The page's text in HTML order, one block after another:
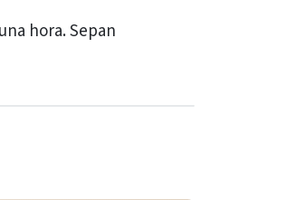
hora. Sepan